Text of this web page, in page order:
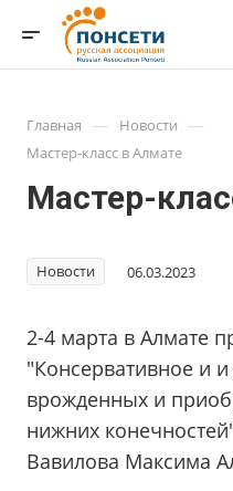
Главная — Новости —
Мастер-класс в Алмате
Мастер-
Новости 06.03.2023
2-4 марта в Алмате
"Консервативное и
врожденных и
нижних
Вавилова Максима